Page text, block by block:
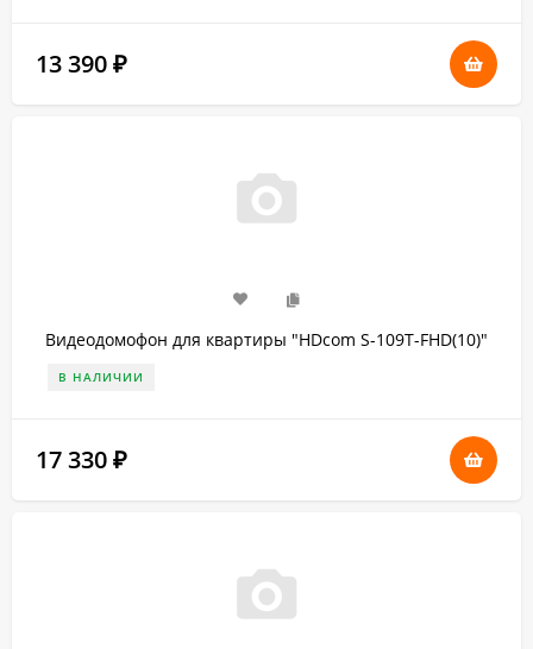
13 390 ₽
Видеодомофон для квартиры "HDcom S-109Т-FHD(10)"
В НАЛИЧИИ
17 330 ₽